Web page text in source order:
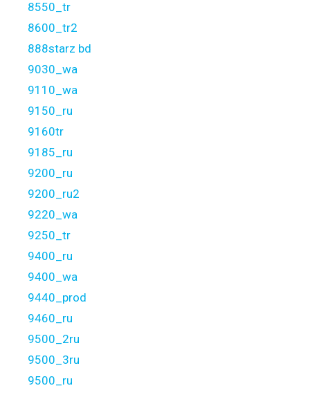
8550_tr
8600_tr2
888starz bd
9030_wa
9110_wa
9150_ru
9160tr
9185_ru
9200_ru
9200_ru2
9220_wa
9250_tr
9400_ru
9400_wa
9440_prod
9460_ru
9500_2ru
9500_3ru
9500_ru